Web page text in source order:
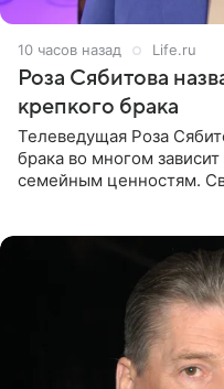
10 часов назад Life.ru
Роза Сябитова
крепкого брака
Телеведущая Роза
брака во многом
семейным ценностям.